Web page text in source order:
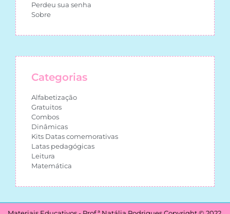
Perdeu sua senha
Sobre
Categorias
Alfabetização
Gratuitos
Combos
Dinâmicas
Kits Datas comemorativas
Latas pedagógicas
Leitura
Matemática